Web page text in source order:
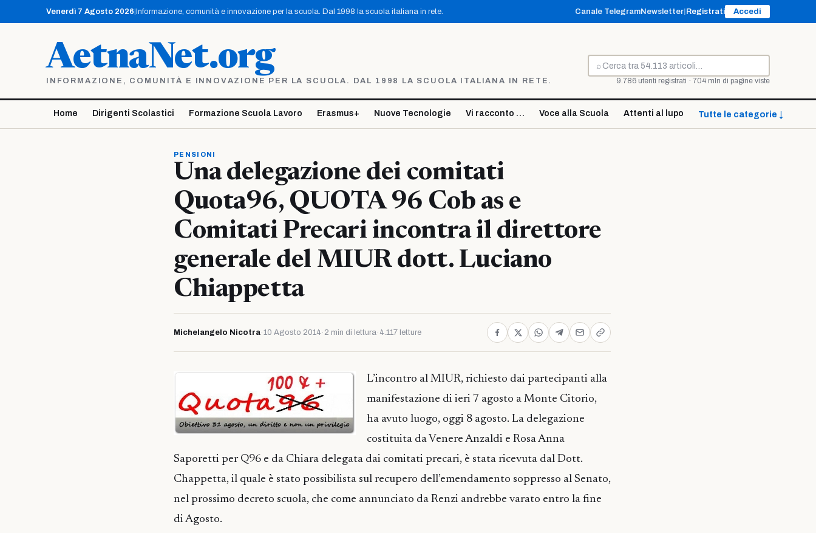
contenuto
Venerdì 7 Agosto 2026 Informazione, comunità e innovazione per la scuola. Dal 1998 la scuola italiana in rete. Canale TelegramNewsletter Registrati Accedi
AetnaNet.org
INFORMAZIONE, COMUNITÀ E INNOVAZIONE PER LA SCUOLA. DAL 1998 LA SCUOLA ITALIANA IN RETE.
⌕
Cerca
9.786 utenti registrati · 704 mln di pagine viste
Home Dirigenti Scolastici Formazione Scuola Lavoro Erasmus+ Nuove Tecnologie Vi racconto … Voce alla Scuola Attenti al lupo Tutte le categorie ↓
PENSIONI
Una delegazione dei comitati
Quota96, QUOTA 96 Cob as e
Comitati Precari incontra il direttore
generale del MIUR dott. Luciano
Chiappetta
Michelangelo Nicotra·10 Agosto 2014 · 2 min di lettura· 4.117 letture
L’incontro al MIUR, richiesto dai partecipanti alla
manifestazione di ieri 7 agosto a Monte Citorio,
ha avuto luogo, oggi 8 agosto. La delegazione
costituita da Venere Anzaldi e Rosa Anna
Saporetti per Q96 e da Chiara delegata dai comitati precari, è stata ricevuta dal Dott.
Chappetta, il quale è stato possibilista sul recupero dell’emendamento soppresso al Senato,
nel prossimo decreto scuola, che come annunciato da Renzi andrebbe varato entro la fine
di Agosto.